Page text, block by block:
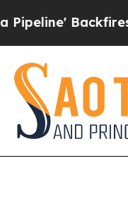
Amid Rumors